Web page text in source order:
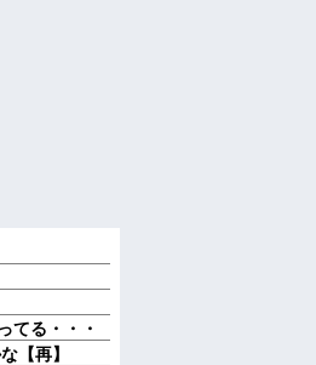
てる・・・
【再】